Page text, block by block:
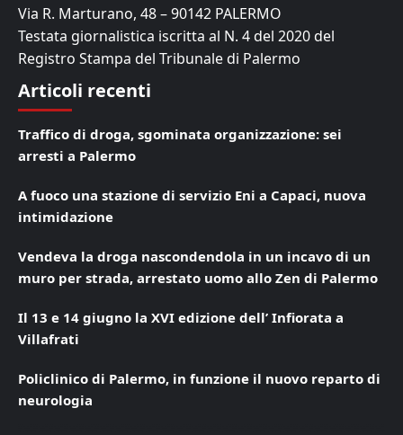
Via R. Marturano, 48 – 90142 PALERMO
Testata giornalistica iscritta al N. 4 del 2020 del
Registro Stampa del Tribunale di Palermo
Articoli recenti
Traffico di droga, sgominata organizzazione: sei
arresti a Palermo
A fuoco una stazione di servizio Eni a Capaci, nuova
intimidazione
Vendeva la droga nascondendola in un incavo di un
muro per strada, arrestato uomo allo Zen di Palermo
Il 13 e 14 giugno la XVI edizione dell’ Infiorata a
Villafrati
Policlinico di Palermo, in funzione il nuovo reparto di
neurologia